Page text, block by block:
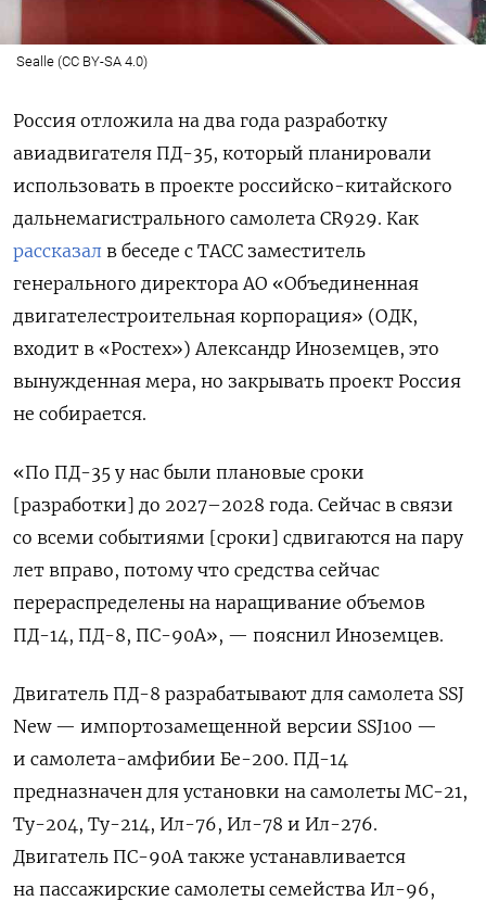
Sealle (CC BY-SA 4.0)
Россия отложила на два года разработку
авиадвигателя ПД-35, который планировали
использовать в проекте российско-китайского
дальнемагистрального самолета CR929. Как
рассказал в беседе с ТАСС заместитель
генерального директора АО «Объединенная
двигателестроительная корпорация» (ОДК,
входит в «Ростех») Александр Иноземцев, это
вынужденная мера, но закрывать проект Россия
не собирается.
«По ПД-35 у нас были плановые сроки
[разработки] до 2027–2028 года. Сейчас в связи
со всеми событиями [сроки] сдвигаются на пару
лет вправо, потому что средства сейчас
перераспределены на наращивание объемов
ПД-14, ПД-8, ПС-90А», — пояснил Иноземцев.
Двигатель ПД-8 разрабатывают для самолета SSJ
New — импортозамещенной версии SSJ100 —
и самолета-амфибии Бе-200. ПД-14
предназначен для установки на самолеты МС-21,
Ту-204, Ту-214, Ил-76, Ил-78 и Ил-276.
Двигатель ПС-90А также устанавливается
на пассажирские самолеты семейства Ил-96,